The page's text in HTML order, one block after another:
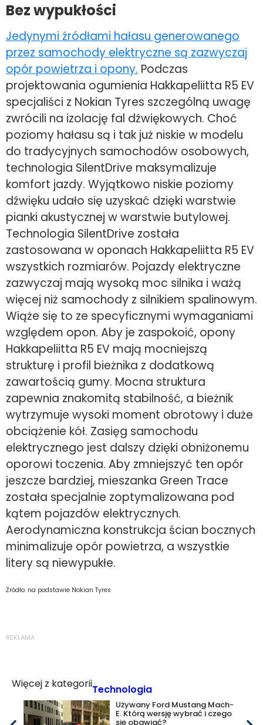
Bez wypukłości
Jedynymi źródłami hałasu generowanego
przez samochody elektryczne są zazwyczaj
opór powietrza i opony. Podczas
projektowania ogumienia Hakkapeliitta R5 EV
specjaliści z Nokian Tyres szczególną uwagę
zwrócili na izolację fal dźwiękowych. Choć
poziomy hałasu są i tak już niskie w modelu
do tradycyjnych samochodów osobowych,
technologia SilentDrive maksymalizuje
komfort jazdy. Wyjątkowo niskie poziomy
dźwięku udało się uzyskać dzięki warstwie
pianki akustycznej w warstwie butylowej.
Technologia SilentDrive została
zastosowana w oponach Hakkapeliitta R5 EV
wszystkich rozmiarów. Pojazdy elektryczne
zazwyczaj mają wysoką moc silnika i ważą
więcej niż samochody z silnikiem spalinowym.
Wiąże się to ze specyficznymi wymaganiami
względem opon. Aby je zaspokoić, opony
Hakkapeliitta R5 EV mają mocniejszą
strukturę i profil bieżnika z dodatkową
zawartością gumy. Mocna struktura
zapewnia znakomitą stabilność, a bieżnik
wytrzymuje wysoki moment obrotowy i duże
obciążenie kół. Zasięg samochodu
elektrycznego jest dalszy dzięki obniżonemu
oporowi toczenia. Aby zmniejszyć ten opór
jeszcze bardziej, mieszanka Green Trace
została specjalnie zoptymalizowana pod
kątem pojazdów elektrycznych.
Aerodynamiczna konstrukcja ścian bocznych
minimalizuje opór powietrza, a wszystkie
litery są niewypukłe.
Źródło: na podstawie Nokian Tyres
REKLAMA
Więcej z kategoriiTechnologia
Używany Ford Mustang Mach-
E. Którą wersję wybrać i czego
się obawiać?